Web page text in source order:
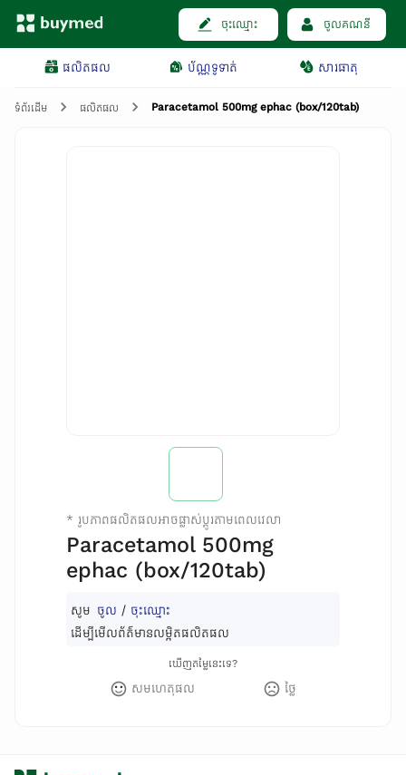
ចុះឈ្មោះ ចូលគណនី
ផលិតផល ប័ណ្ណទូទាត់ សារធាតុ
ទំព័រដើម ផលិតផល Paracetamol 500mg ephac (box/120tab)
* រូបភាពផលិតផលអាចផ្លាស់ប្តូរតាមពេលវេលា
Paracetamol 500mg
ephac (box/120tab)
សូម ចូល / ចុះឈ្មោះ
ដើម្បីមើលព័ត៌មានលម្អិតផលិតផល
ឃើញតម្លៃនេះទេ?
សមហេតុផល ថ្លៃ